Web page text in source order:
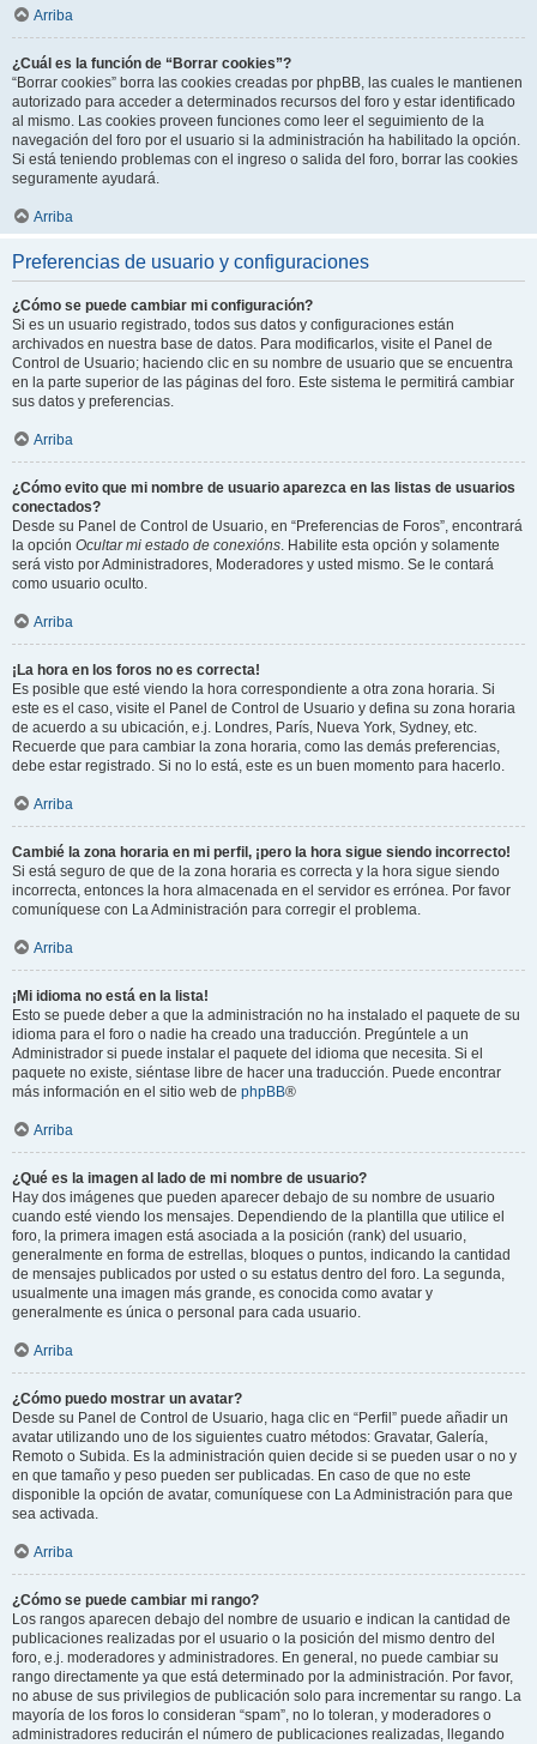
Arriba
¿Cuál es la función de “Borrar cookies”?
“Borrar cookies” borra las cookies creadas por phpBB, las cuales le mantienen
autorizado para acceder a determinados recursos del foro y estar identificado
al mismo. Las cookies proveen funciones como leer el seguimiento de la
navegación del foro por el usuario si la administración ha habilitado la opción.
Si está teniendo problemas con el ingreso o salida del foro, borrar las cookies
seguramente ayudará.
Arriba
Preferencias de usuario y configuraciones
¿Cómo se puede cambiar mi configuración?
Si es un usuario registrado, todos sus datos y configuraciones están
archivados en nuestra base de datos. Para modificarlos, visite el Panel de
Control de Usuario; haciendo clic en su nombre de usuario que se encuentra
en la parte superior de las páginas del foro. Este sistema le permitirá cambiar
sus datos y preferencias.
Arriba
¿Cómo evito que mi nombre de usuario aparezca en las listas de usuarios
conectados?
Desde su Panel de Control de Usuario, en “Preferencias de Foros”, encontrará
la opción Ocultar mi estado de conexións. Habilite esta opción y solamente
será visto por Administradores, Moderadores y usted mismo. Se le contará
como usuario oculto.
Arriba
¡La hora en los foros no es correcta!
Es posible que esté viendo la hora correspondiente a otra zona horaria. Si
este es el caso, visite el Panel de Control de Usuario y defina su zona horaria
de acuerdo a su ubicación, e.j. Londres, París, Nueva York, Sydney, etc.
Recuerde que para cambiar la zona horaria, como las demás preferencias,
debe estar registrado. Si no lo está, este es un buen momento para hacerlo.
Arriba
Cambié la zona horaria en mi perfil, ¡pero la hora sigue siendo incorrecto!
Si está seguro de que de la zona horaria es correcta y la hora sigue siendo
incorrecta, entonces la hora almacenada en el servidor es errónea. Por favor
comuníquese con La Administración para corregir el problema.
Arriba
¡Mi idioma no está en la lista!
Esto se puede deber a que la administración no ha instalado el paquete de su
idioma para el foro o nadie ha creado una traducción. Pregúntele a un
Administrador si puede instalar el paquete del idioma que necesita. Si el
paquete no existe, siéntase libre de hacer una traducción. Puede encontrar
más información en el sitio web de phpBB®
Arriba
¿Qué es la imagen al lado de mi nombre de usuario?
Hay dos imágenes que pueden aparecer debajo de su nombre de usuario
cuando esté viendo los mensajes. Dependiendo de la plantilla que utilice el
foro, la primera imagen está asociada a la posición (rank) del usuario,
generalmente en forma de estrellas, bloques o puntos, indicando la cantidad
de mensajes publicados por usted o su estatus dentro del foro. La segunda,
usualmente una imagen más grande, es conocida como avatar y
generalmente es única o personal para cada usuario.
Arriba
¿Cómo puedo mostrar un avatar?
Desde su Panel de Control de Usuario, haga clic en “Perfil” puede añadir un
avatar utilizando uno de los siguientes cuatro métodos: Gravatar, Galería,
Remoto o Subida. Es la administración quien decide si se pueden usar o no y
en que tamaño y peso pueden ser publicadas. En caso de que no este
disponible la opción de avatar, comuníquese con La Administración para que
sea activada.
Arriba
¿Cómo se puede cambiar mi rango?
Los rangos aparecen debajo del nombre de usuario e indican la cantidad de
publicaciones realizadas por el usuario o la posición del mismo dentro del
foro, e.j. moderadores y administradores. En general, no puede cambiar su
rango directamente ya que está determinado por la administración. Por favor,
no abuse de sus privilegios de publicación solo para incrementar su rango. La
mayoría de los foros lo consideran “spam”, no lo toleran, y moderadores o
administradores reducirán el número de publicaciones realizadas, llegando